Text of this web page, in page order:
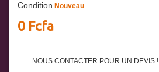
Condition Nouveau
0 Fcfa
NOUS CONTACTER POUR UN DEVIS !